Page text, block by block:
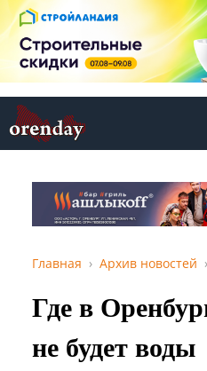
Главная Архив новостей
Где в
не будет воды